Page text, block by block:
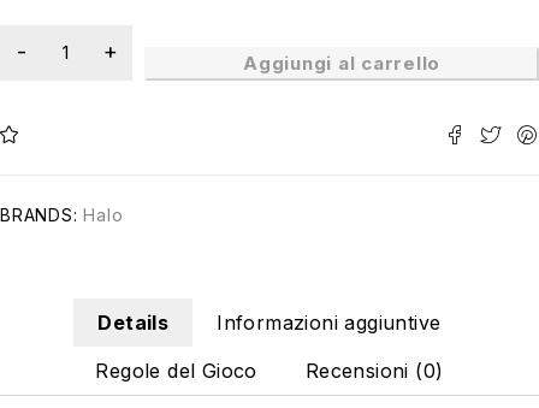
Aggiungi al carrello
BRANDS: Halo
Details
Informazioni aggiuntive
Regole del Gioco
Recensioni (0)